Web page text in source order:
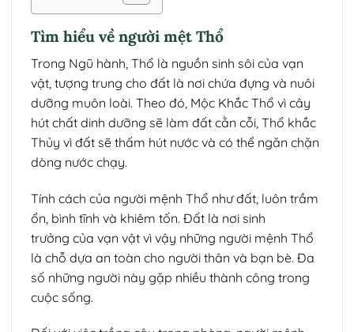
Tìm hiểu về người mệt Thổ
Trong Ngũ hành, Thổ là nguồn sinh sôi của vạn
vật, tượng trung cho đất là nơi chứa đựng và nuôi
dưỡng muôn loài. Theo đó, Mộc Khắc Thổ vì cây
hút chất dinh dưỡng sẽ làm đất cằn cỗi, Thổ khắc
Thủy vì đất sẽ thấm hút nước và có thể ngăn chặn
dòng nước chạy.
Tính cách của người mệnh Thổ như đất, luôn trầm
ổn, bình tĩnh và khiêm tốn. Đất là nơi sinh
trưởng của vạn vật vì vậy những người mệnh Thổ
là chỗ dựa an toàn cho người thân và bạn bè. Đa
số những người này gặp nhiều thành công trong
cuộc sống.